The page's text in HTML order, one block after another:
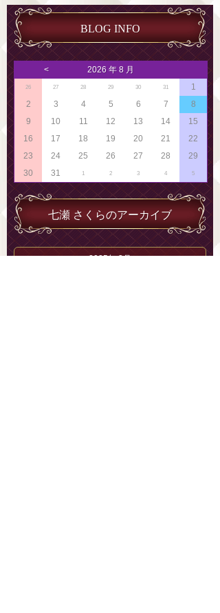
BLOG INFO
< 2026 年 8 月
26 27 28 29 30 31
1
2
3 4 5 6 7
8
9
10 11 12 13 14
15
16
17 18 19 20 21
22
23
24 25 26 27 28
29
30
31 1 2 3 4 5
七瀬 さくらのアーカイブ
2025年 3月